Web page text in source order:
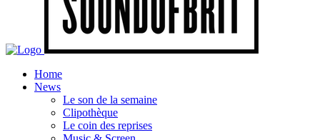
Home
News
Le son de la semaine
Clipothèque
Le coin des reprises